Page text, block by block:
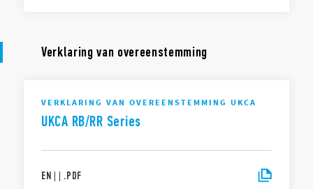
Verklaring van overeenstemming
VERKLARING VAN OVEREENSTEMMING UKCA
UKCA RB/RR Series
EN | | .PDF